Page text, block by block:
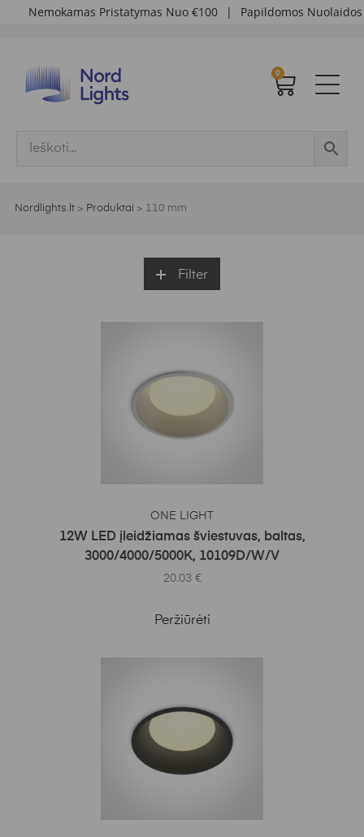
Nemokamas Pristatymas Nuo €100 | Papildomos Nuolaidos
0
Nordlights.lt > Produktai > 110 mm
Filter
ONE LIGHT
12W LED įleidžiamas šviestuvas, baltas,
3000/4000/5000K, 10109D/W/V
20.03 €
Peržiūrėti